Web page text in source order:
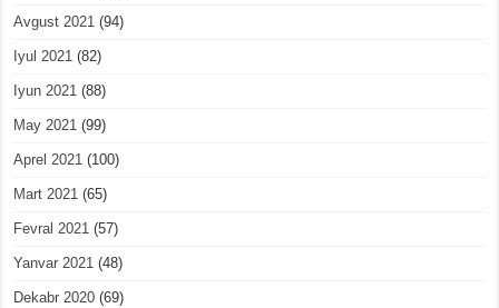
Avgust 2021 (94)
Iyul 2021 (82)
Iyun 2021 (88)
May 2021 (99)
Aprel 2021 (100)
Mart 2021 (65)
Fevral 2021 (57)
Yanvar 2021 (48)
Dekabr 2020 (69)